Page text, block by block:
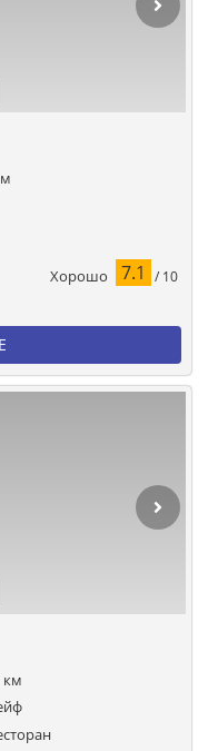
Хорошо 7.1 / 10
км